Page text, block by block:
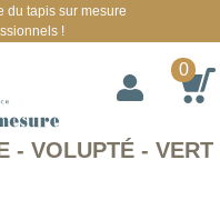
- VOLUPTÉ - VERT
du tapis sur mesure
!
0